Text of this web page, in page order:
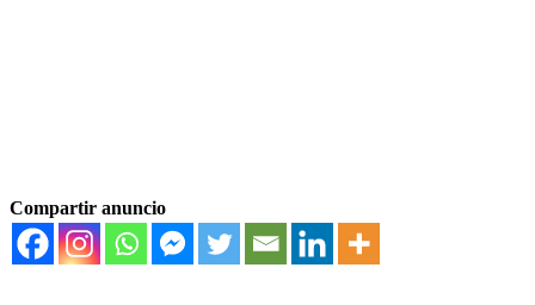
Compartir anuncio